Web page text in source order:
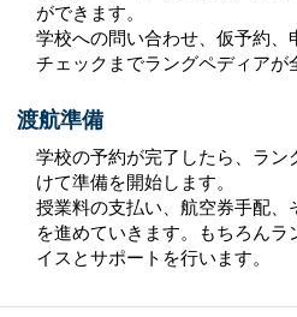
ができます。
学校への問い合わせ、仮予約
チェックまでラングペディアが
渡航準備
学校の予約が完了したら、ラン
けて準備を開始します。
授業料の支払い、航空券手配
を進めていきます。もちろん
イスとサポートを行います。